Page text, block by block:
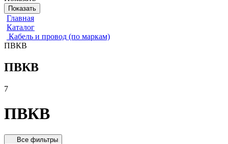
Показать
Главная
Каталог
Кабель и провод (по маркам)
ПВКВ
ПВКВ
7
ПВКВ
Все фильтры